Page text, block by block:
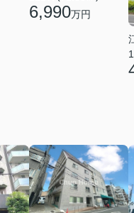
6,990万円